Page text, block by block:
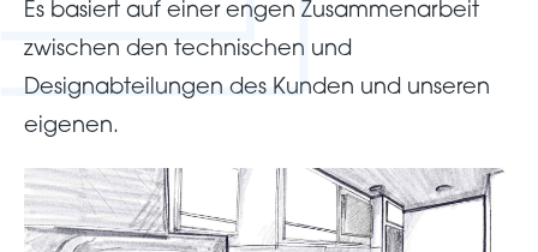
Es basiert auf einer engen Zusammenarbeit
zwischen den technischen und
Designabteilungen des Kunden und unseren
eigenen.